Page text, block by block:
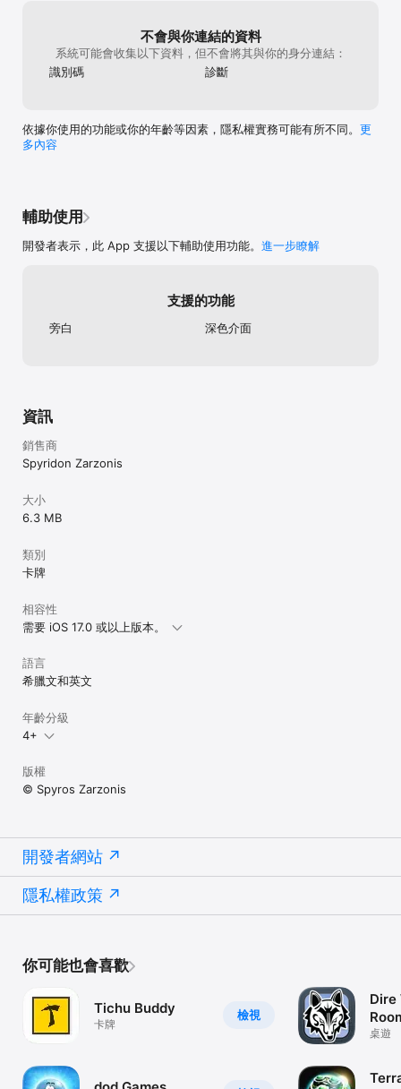
不會與你連結的資料
系統可能會收集以下資料，但不會將其與你的身分連結：
識別碼
診斷
依據你使用的功能或你的年齡等因素，隱私權實務可能有所不同。 更
多內容
輔助使用
開發者表示，此 App 支援以下輔助使用功能。 進一步瞭解
支援的功能
旁白 深色介面
資訊
銷售商
Spyridon Zarzonis
大小
6.3 MB
類別
卡牌
相容性
需要 iOS 17.0 或以上版本。
語言
希臘文和英文
年齡分級
4+
版權
© Spyros Zarzonis
開發者網站
隱私權政策
你可能也會喜歡
檢視
Tichu Buddy
卡牌
Dire
桌遊